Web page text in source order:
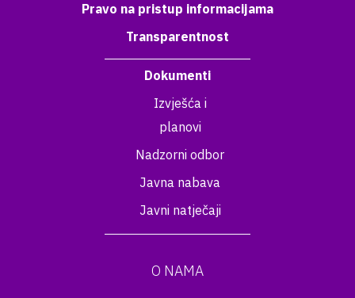
Pravo na pristup informacijama
Transparentnost
Dokumenti
Izvješća i
planovi
Nadzorni odbor
Javna nabava
Javni natječaji
O NAMA